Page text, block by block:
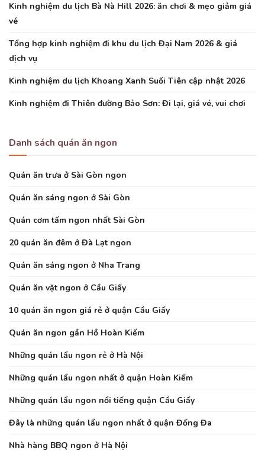
Kinh nghiệm du lịch Bà Nà Hill 2026: ăn chơi & mẹo giảm giá
vé
Tổng hợp kinh nghiệm đi khu du lịch Đại Nam 2026 & giá
dịch vụ
Kinh nghiệm du lịch Khoang Xanh Suối Tiên cập nhật 2026
Kinh nghiệm đi Thiên đường Bảo Sơn: Đi lại, giá vé, vui chơi
Danh sách quán ăn ngon
Quán ăn trưa ở Sài Gòn ngon
Quán ăn sáng ngon ở Sài Gòn
Quán cơm tấm ngon nhất Sài Gòn
20 quán ăn đêm ở Đà Lạt ngon
Quán ăn sáng ngon ở Nha Trang
Quán ăn vặt ngon ở Cầu Giấy
10 quán ăn ngon giá rẻ ở quận Cầu Giấy
Quán ăn ngon gần Hồ Hoàn Kiếm
Những quán lẩu ngon rẻ ở Hà Nội
Những quán lẩu ngon nhất ở quận Hoàn Kiếm
Những quán lẩu ngon nổi tiếng quận Cầu Giấy
Đây là những quán lẩu ngon nhất ở quận Đống Đa
Nhà hàng BBQ ngon ở Hà Nội